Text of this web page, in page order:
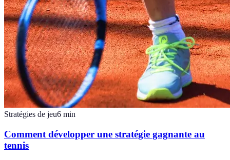
Stratégies de jeu6 min
Comment développer une stratégie gagnante au
tennis